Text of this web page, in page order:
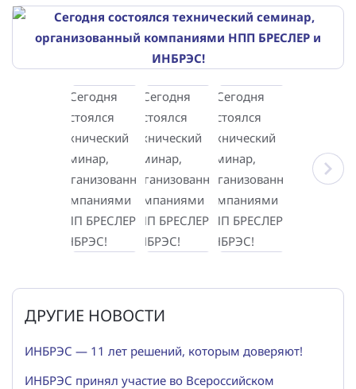
ДРУГИЕ НОВОСТИ
ИНБРЭС — 11 лет решений, которым доверяют!
ИНБРЭС принял участие во Всероссийском